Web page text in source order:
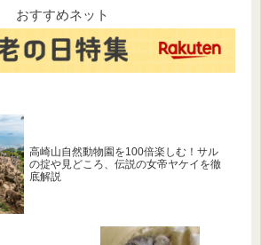
、儚げ
なの
す。
みを詳しく解説。さらに、フ
タコブラクダとヒトコブラク
ダの生息地の違いや耐寒性の
差、健康状態で見え方が変わ
るコブの秘密まで、
おすすめネット
高崎山自然動物園を100倍楽しむ！サル
の掟や見どころ、伝説の女帝ヤケイを徹
底解説